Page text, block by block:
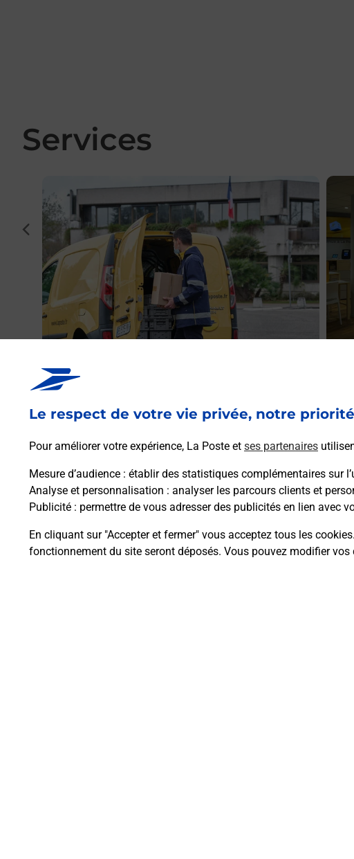
Le respect de votre vie privée, notre priorité
Pour améliorer votre expérience, La Poste et ses partenaires
Mesure d’audience : établir des statistiques complémentaires sur
Analyse et personnalisation : analyser les parcours clients et
Publicité : permettre de vous adresser des publicités en lien avec
En cliquant sur "Accepter et fermer" vous acceptez tous les
fonctionnement du site seront déposés. Vous pouvez modifier
Services
et/ou
Envoyer un colis
(57300) ? Découvrez toutes les solutions proposées par
En
vous
Questions